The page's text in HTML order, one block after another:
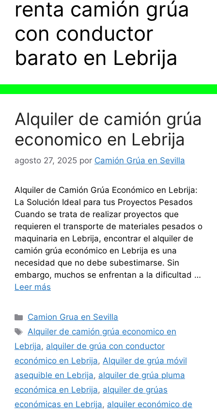
renta camión grúa
con conductor
barato en Lebrija
Alquiler de camión grúa
economico en Lebrija
agosto 27, 2025 por Camión Grúa en Sevilla
Alquiler de Camión Grúa Económico en Lebrija:
La Solución Ideal para tus Proyectos Pesados
Cuando se trata de realizar proyectos que
requieren el transporte de materiales pesados o
maquinaria en Lebrija, encontrar el alquiler de
camión grúa económico en Lebrija es una
necesidad que no debe subestimarse. Sin
embargo, muchos se enfrentan a la dificultad …
Leer más
Categorías
Camion Grua en Sevilla
Etiquetas
Alquiler de camión grúa economico en
Lebrija, alquiler de grúa con conductor
económico en Lebrija, Alquiler de grúa móvil
asequible en Lebrija, alquiler de grúa pluma
económica en Lebrija, alquiler de grúas
económicas en Lebrija, alquiler económico de